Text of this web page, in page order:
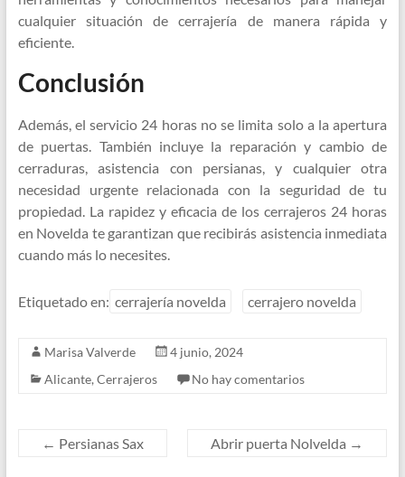
cualquier situación de cerrajería de manera rápida y
eficiente.
Conclusión
Además, el servicio 24 horas no se limita solo a la apertura
de puertas. También incluye la reparación y cambio de
cerraduras, asistencia con persianas, y cualquier otra
necesidad urgente relacionada con la seguridad de tu
propiedad. La rapidez y eficacia de los cerrajeros 24 horas
en Novelda te garantizan que recibirás asistencia inmediata
cuando más lo necesites.
Etiquetado en: cerrajería novelda cerrajero novelda
Marisa Valverde
4 junio, 2024
Alicante,Cerrajeros No hay comentarios
← Persianas Sax Abrir puerta Nolvelda →